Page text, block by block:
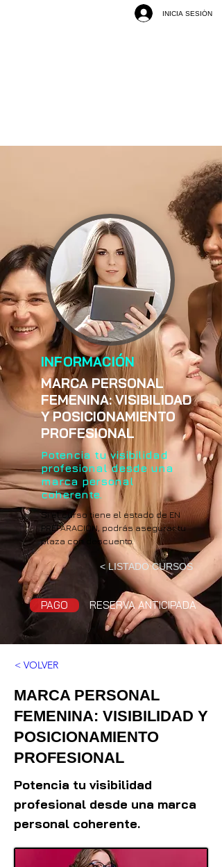
INICIA SESIÓN
INFORMACIÓN
MARCA PERSONAL
FEMENINA: VISIBILIDAD
Y POSICIONAMIENTO
PROFESIONAL
Potencia tu visibilidad
profesional desde una
marca personal
coherente.
Si el curso tiene el estado de EN
PREPARACIÓN, podrás asegurar tu
plaza con descuento.
< LISTADO CURSOS
PAGO RESERVA ANTICIPADA
< VOLVER
MARCA PERSONAL
FEMENINA: VISIBILIDAD Y
POSICIONAMIENTO
PROFESIONAL
Potencia tu visibilidad
profesional desde una marca
personal coherente.